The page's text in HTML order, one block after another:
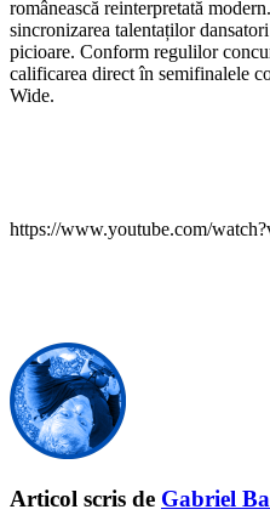
românească reinterpretată
sincronizarea talentaților
picioare. Conform regulilor
calificarea direct în semifinalele
Wide.
https://www.youtube.com/
Articol scris de Gabriel